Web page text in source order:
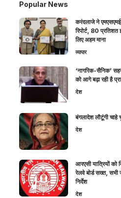
Popular News
करंदलाजे ने एमएसएमई
रिपोर्ट, 80
लिए अहम माना
व्यापार
‘नागरिक-सैनिक’
को आगे बढ़ा रही है
देश
बंगलादेश लौटूंगी
देश
आरएसी यात्रियों को
रेलवे बोर्ड सख्त, सभी
निर्देश
देश